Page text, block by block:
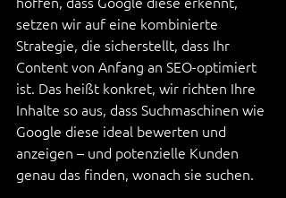
setzen wir auf eine kombinierte
Strategie, die sicherstellt, dass Ihr
Content von Anfang an SEO-optimiert
ist. Das heißt konkret, wir richten Ihre
Inhalte so aus, dass Suchmaschinen wie
Google diese ideal bewerten und
anzeigen – und potenzielle Kunden
genau das finden, wonach sie suchen.